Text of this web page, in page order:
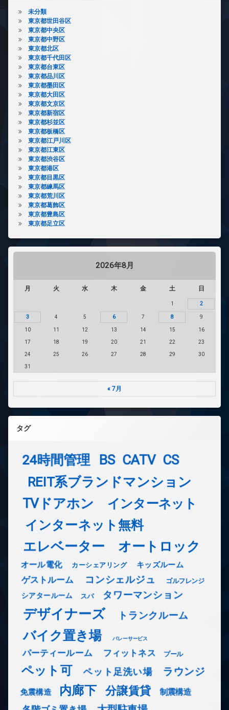
未分類
東京都世田谷区
東京都中央区
東京都中野区
東京都北区
東京都千代田区
東京都台東区
東京都品川区
東京都墨田区
東京都大田区
東京都文京区
東京都新宿区
東京都杉並区
東京都板橋区
東京都江戸川区
東京都江東区
東京都渋谷区
東京都港区
東京都目黒区
東京都練馬区
東京都荒川区
東京都葛飾区
東京都豊島区
東京都足立区
2026年8月
月 火 水 木 金 土 日
1 2
3 4 5 6 7 8 9
10 11 12 13 14 15 16
17 18 19 20 21 22 23
24 25 26 27 28 29 30
31
« 7月
タグ
24時間管理 BS CATV CS
REIT系ブランドマンション
TVドアホン インターネット
インターネット無料
エレベーター オートロック
オール電化 カーシェアリング キッズルーム
ゲストルーム コンシェルジュ ゴルフレンジ
シアタールーム スパ タワーマンション
デザイナーズ トランクルーム
バイク置き場 バレーサービス
パーティールーム フィットネス プール
ペット可 ペット足洗い場 ラウンジ
免震構造 内廊下 分譲賃貸 制震構造